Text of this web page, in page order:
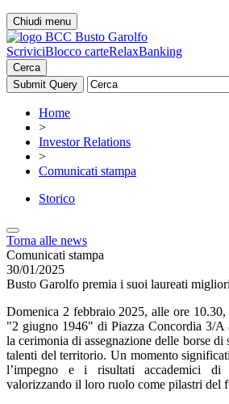
Chiudi menu
ScriviciBlocco carteRelaxBanking
Cerca
Home
>
Investor Relations
>
Comunicati stampa
Storico
Torna alle news
Comunicati stampa
30/01/2025
Busto Garolfo premia i suoi laureati
Domenica 2 febbraio 2025, alle ore
"2 giugno 1946" di Piazza Concordia 3/A
la cerimonia di assegnazione delle borse di
talenti del territorio. Un momento
l’impegno e i risultati accademici di
valorizzando il loro ruolo come pilastri del